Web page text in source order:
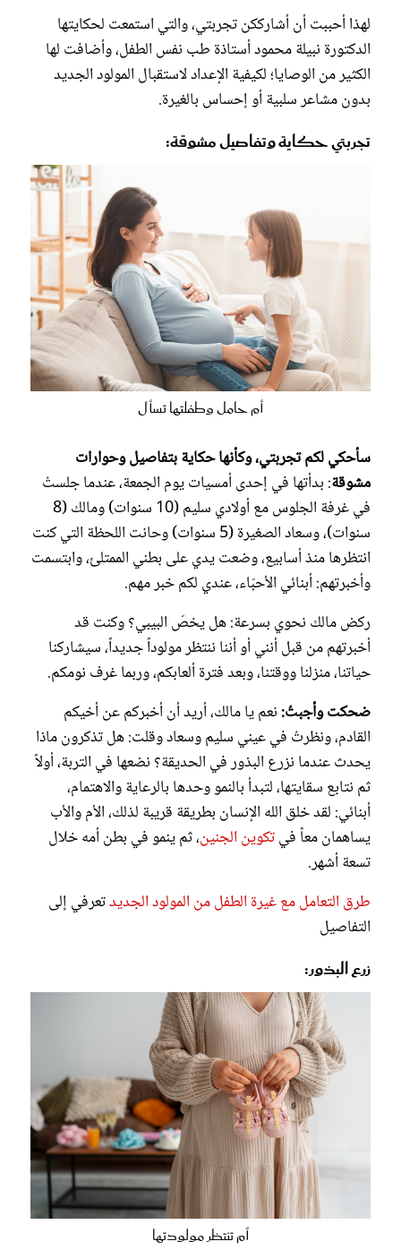
لهذا أحببت أن أشارككن تجربتي، والتي استمعت لحكايتها
الدكتورة نبيلة محمود أستاذة طب نفس الطفل، وأضافت لها
الكثير من الوصايا؛ لكيفية الإعداد لاستقبال المولود الجديد
بدون مشاعر سلبية أو إحساس بالغيرة.
تجربتي حكاية وتفاصيل مشوقة:
أم حامل وطفلتها تسأل
سأحكي لكم تجربتي، وكأنها حكاية بتفاصيل وحوارات
مشوقة: بدأتها في إحدى أمسيات يوم الجمعة، عندما جلستُ
في غرفة الجلوس مع أولادي سليم (10 سنوات) ومالك (8
سنوات)، وسعاد الصغيرة (5 سنوات) وحانت اللحظة التي كنت
انتظرها منذ أسابيع، وضعت يدي على بطني الممتلئ، وابتسمت
وأخبرتهم: أبنائي الأحبّاء، عندي لكم خبر مهم.
ركض مالك نحوي بسرعة: هل يخصّ البيبي؟ وكنت قد
أخبرتهم من قبل أنني أو أننا ننتظر مولوداً جديداً، سيشاركنا
حياتنا، منزلنا ووقتنا، وبعد فترة ألعابكم، وربما غرف نومكم.
ضحكت وأجبتُ:نعم يا مالك، أريد أن أخبركم عن أخيكم
القادم، ونظرتُ في عيني سليم وسعاد وقلت: هل تذكرون ماذا
يحدث عندما نزرع البذور في الحديقة؟ نضعها في التربة، أولاً
ثم نتابع سقايتها، لتبدأ بالنمو وحدها بالرعاية والاهتمام،
أبنائي: لقد خلق الله الإنسان بطريقة قريبة لذلك، الأم والأب
يساهمان معاً فيتكوين الجنين، ثم ينمو في بطن أمه خلال
تسعة أشهر.
طرق التعامل مع غيرة الطفل من المولود الجديدتعرفي إلى
التفاصيل
زرع البذور:
أم تنتظر مولودتها